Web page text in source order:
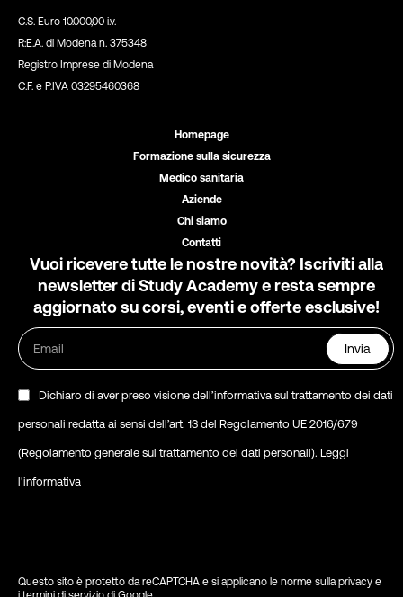
C.S. Euro 10.000,00 i.v.
R:E.A. di Modena n. 375348
Registro Imprese di Modena
C.F. e P.IVA 03295460368
Homepage
Formazione sulla sicurezza
Medico sanitaria
Aziende
Chi siamo
Contatti
Vuoi ricevere tutte le nostre novità? Iscriviti alla
newsletter di Study Academy e resta sempre
aggiornato su corsi, eventi e offerte esclusive!
Invia
Dichiaro di aver preso visione dell’informativa sul trattamento dei dati
personali redatta ai sensi dell’art. 13 del Regolamento UE 2016/679
(Regolamento generale sul trattamento dei dati personali).Leggi
l'informativa
Questo sito è protetto da reCAPTCHA e si applicano lenorme sulla privacy e